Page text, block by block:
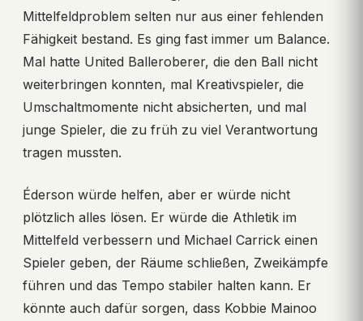
Mittelfeldproblem selten nur aus einer fehlenden
Fähigkeit bestand. Es ging fast immer um Balance.
Mal hatte United Balleroberer, die den Ball nicht
weiterbringen konnten, mal Kreativspieler, die
Umschaltmomente nicht absicherten, und mal
junge Spieler, die zu früh zu viel Verantwortung
tragen mussten.
Éderson würde helfen, aber er würde nicht
plötzlich alles lösen. Er würde die Athletik im
Mittelfeld verbessern und Michael Carrick einen
Spieler geben, der Räume schließen, Zweikämpfe
führen und das Tempo stabiler halten kann. Er
könnte auch dafür sorgen, dass Kobbie Mainoo